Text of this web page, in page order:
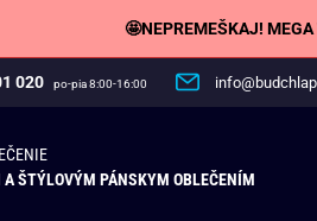
🤩NEPREMEŠKAJ!
020 po-pia 8:00-16:00
ŠTÝLOVÝM PÁNSKYM OBLEČENÍM